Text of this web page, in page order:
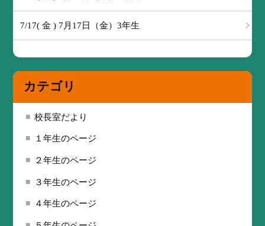
7/17( 金 ) 7月17日（金）3年生
カテゴリ
校長室だより
１年生のページ
２年生のページ
３年生のページ
４年生のページ